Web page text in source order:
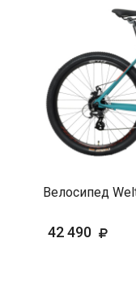
Велосипед
42 490